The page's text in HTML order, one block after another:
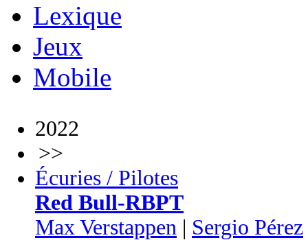
Lexique
Jeux
Mobile
2022
>>
Écuries / Pilotes
Red Bull-RBPT
Max Verstappen | Sergio Pérez